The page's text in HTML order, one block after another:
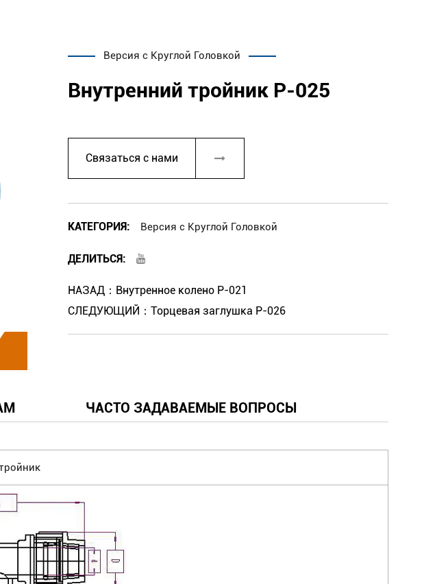
Версия с Круглой Головкой
Внутренний тройник P-025
Связаться с нами
КАТЕГОРИЯ: Версия с Круглой Головкой
ДЕЛИТЬСЯ:
НАЗАД：Внутренное колено P-021
СЛЕДУЮЩИЙ：Торцевая заглушка P-026
ЧАСТО ЗАДАВАЕМЫЕ ВОПРОСЫ